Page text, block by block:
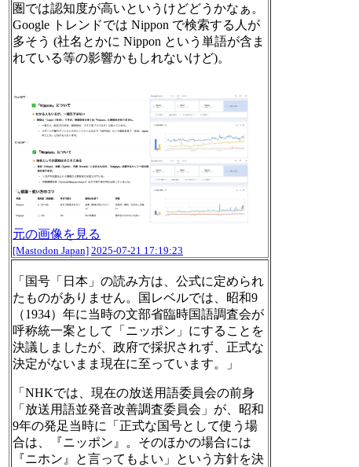
圏では認知度が高いというけどどうかなぁ。
Google トレンドでは Nippon で検索する人が
多そう (社名とかに Nippon という単語が含ま
れている等の影響かもしれないけど)。
元の画像を見る
[Mastodon Japan] 2025-07-21 17:19:23
「国号「日本」の読み方は、公式に定められ
たものがありません。国レベルでは、昭和9
（1934）年に当時の文部省臨時国語調査会が
呼称統一案として「ニッポン」にすることを
決議しましたが、政府で採択されず、正式な
決定がないまま現在に至っています。」
「NHKでは、現在の放送用語委員会の前身
「放送用語並発音改善調査委員会」が、昭和
9年の発足当時に「正式な国号として使う場
合は、『ニッポン』。そのほかの場合には
『ニホン』と言ってもよい」という方針を決